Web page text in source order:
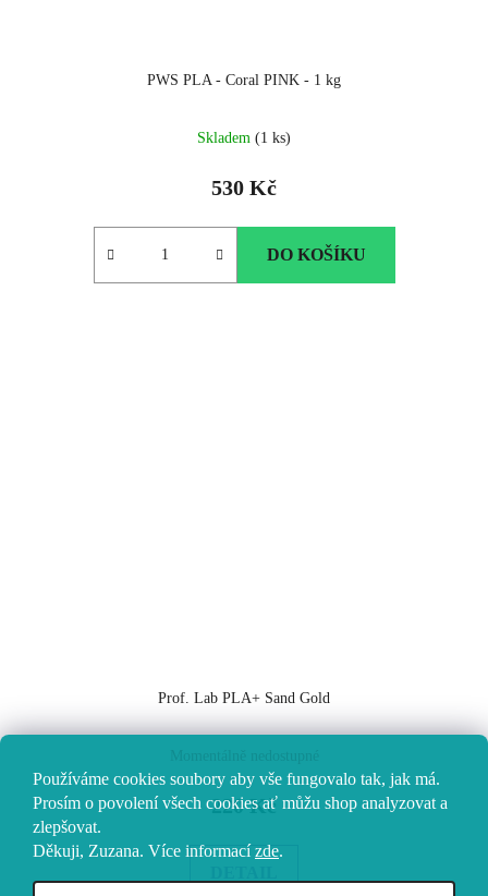
Používáme cookies soubory aby vše fungovalo tak, jak má.
Prosím o povolení všech cookies ať můžu shop analyzovat a
zlepšovat.
Děkuji, Zuzana. Více informací zde.
PWS PLA - Coral PINK - 1 kg
Skladem (1 ks)
530 Kč
DO KOŠÍKU
Prof. Lab PLA+ Sand Gold
220 Kč